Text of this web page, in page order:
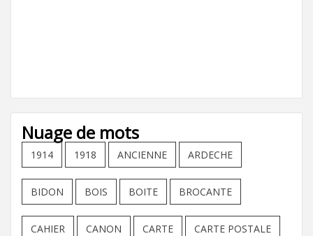
Nuage de mots
1914 1918 ANCIENNE ARDECHE
BIDON BOIS BOITE BROCANTE
CAHIER CANON CARTE CARTE POSTALE